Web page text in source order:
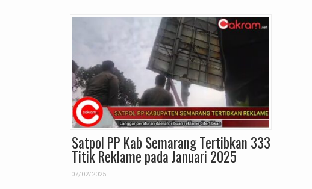
Satpol PP Kab Semarang Tertibkan 333
Titik Reklame pada Januari 2025
07/02/2025